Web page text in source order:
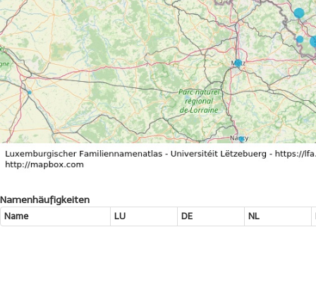
Namenhäufigkeiten
Name LU DE NL